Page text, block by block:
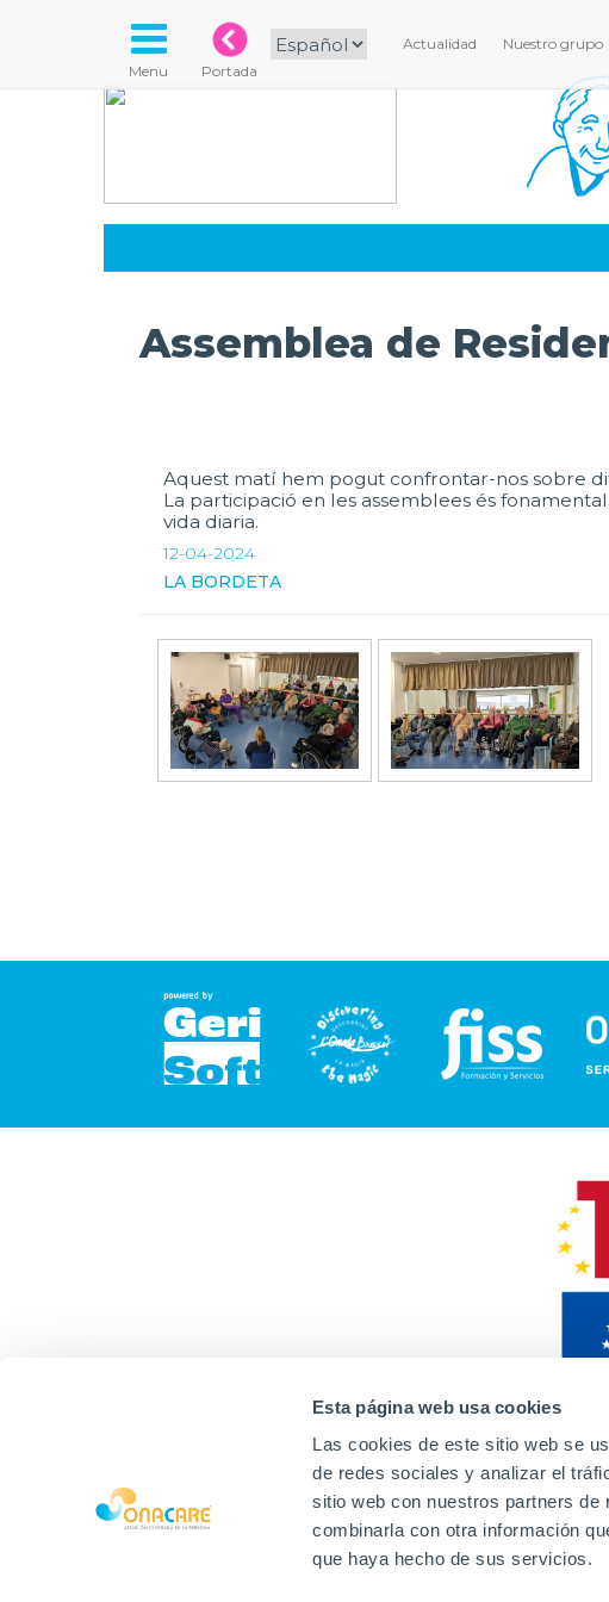
Esta página web usa cookies
Las cookies de este sitio web se
de redes sociales y analizar el
sitio web con nuestros partners de
combinarla con otra información
que haya hecho de sus servicios.
Actualidad Nuestro grupo
Menu Portada
Assemblea de
Aquest matí hem pogut confrontar-nos sobre
La participació en les assemblees és
vida diaria.
12-04-2024
LA BORDETA
Contacto
Aviso